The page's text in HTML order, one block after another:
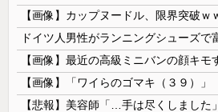
【画像】カップヌードル、限界突破ｗ
【画像】最近の高級ミニバンの顔キモ
【画像】「ワイらのゴマキ（３９）」
【悲報】美容師「…手は尽くしまし